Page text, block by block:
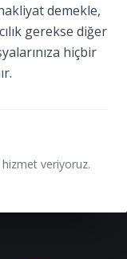
demekle,
gerekse diğer
hiçbir
veriyoruz.